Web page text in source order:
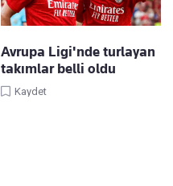
Avrupa Ligi'nde turlayan
takımlar belli oldu
Kaydet